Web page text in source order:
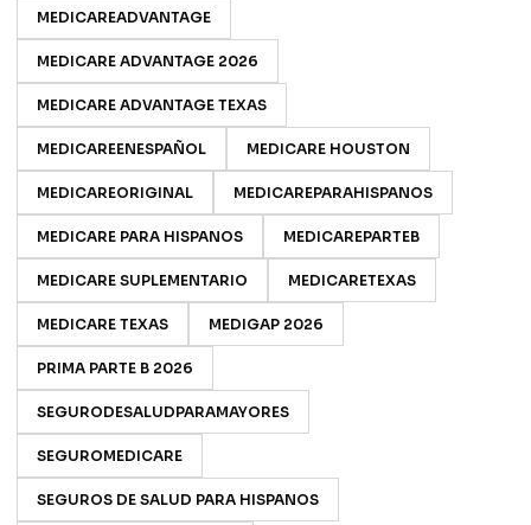
MEDICAREADVANTAGE
MEDICARE ADVANTAGE 2026
MEDICARE ADVANTAGE TEXAS
MEDICAREENESPAÑOL MEDICARE HOUSTON
MEDICAREORIGINAL MEDICAREPARAHISPANOS
MEDICARE PARA HISPANOS MEDICAREPARTEB
MEDICARE SUPLEMENTARIO MEDICARETEXAS
MEDICARE TEXAS MEDIGAP 2026
PRIMA PARTE B 2026
SEGURODESALUDPARAMAYORES
SEGUROMEDICARE
SEGUROS DE SALUD PARA HISPANOS